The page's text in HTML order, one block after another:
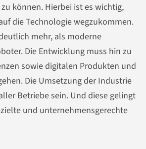
können. Hierbei ist es wichtig,
die Technologie wegzukommen.
mehr, als moderne
Die Entwicklung muss hin zu
sowie digitalen Produkten und
Die Umsetzung der Industrie
Betriebe sein. Und diese gelingt
und unternehmensgerechte